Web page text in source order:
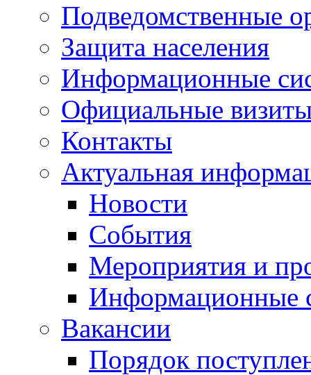
Подведомственные
Защита населения
Информационные
Официальные
Контакты
Актуальная
Новости
События
Мероприятия и
Информационные
Вакансии
Порядок